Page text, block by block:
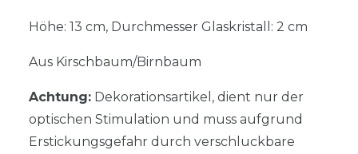
Höhe: 13 cm, Durchmesser Glaskristall: 2 cm
Aus Kirschbaum/Birnbaum
Achtung: Dekorationsartikel, dient nur der
optischen Stimulation und muss aufgrund
Erstickungsgefahr durch verschluckbare